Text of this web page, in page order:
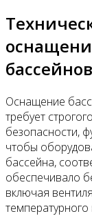
бассейнов
Оснащение
требует
безопасности,
чтобы
бассейна,
обеспечивало
включая
температурного